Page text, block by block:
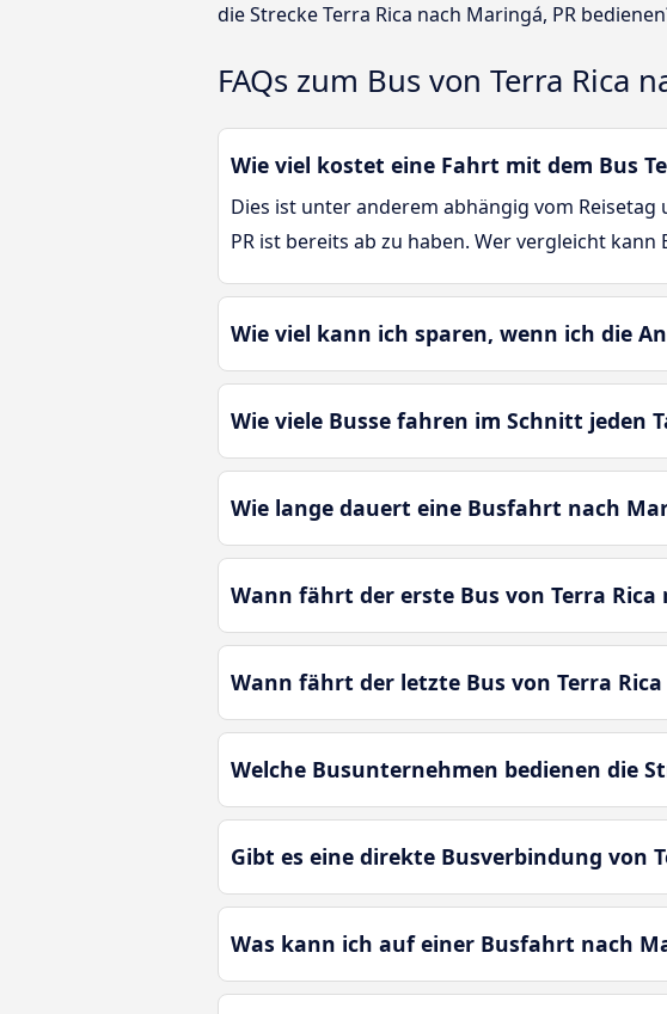
die Strecke Terra Rica nach Maringá, PR
FAQs zum Bus von Terra Rica
Wie viel kostet eine Fahrt mit dem Bus
Dies ist unter anderem abhängig vom
PR ist bereits ab zu haben. Wer vergleicht kann
Wie viel kann ich sparen, wenn ich die
Wie viele Busse fahren im Schnitt jeden
Wie lange dauert eine Busfahrt nach
Wann fährt der erste Bus von Terra Rica
Wann fährt der letzte Bus von Terra
Welche Busunternehmen bedienen die
Gibt es eine direkte Busverbindung von
Was kann ich auf einer Busfahrt nach